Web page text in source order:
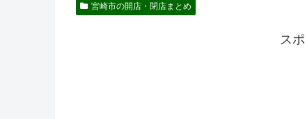
宮崎市の開店・閉店まとめ
ス